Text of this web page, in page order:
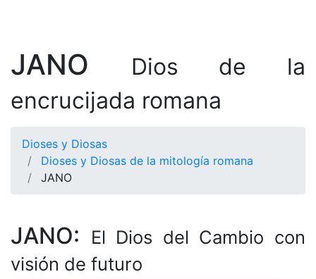
JANO
Dios de la
encrucijada romana
Dioses y Diosas
Dioses y Diosas de la mitología romana
JANO
JANO:
El Dios del Cambio con
visión de futuro